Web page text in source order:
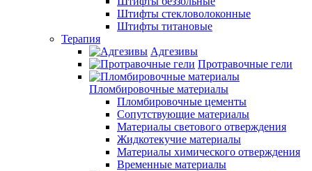
Штифты стекловолоконные
Штифты титановые
Терапия
Адгезивы
Протравочные гели
Пломбировочные материалы
Пломбировочные цементы
Сопутствующие материалы
Материалы светового отверждения
Жидкотекучие материалы
Материалы химического отверждения
Временные материалы